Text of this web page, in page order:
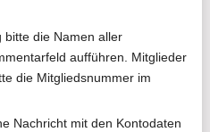
bitte die Namen aller
aufführen. Mitglieder
die Mitgliedsnummer im
Nachricht mit den Kontodaten